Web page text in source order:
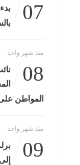
07
منذ شهر واحد
08
المواطن
منذ شهر واحد
09